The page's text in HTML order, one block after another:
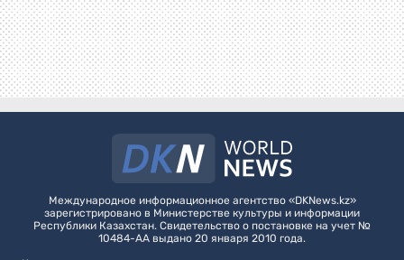
Международное информационное агентство «DKNews.kz»
зарегистрировано в Министерстве культуры и информации
Республики Казахстан. Свидетельство о постановке на учет №
10484-АА выдано 20 января 2010 года.